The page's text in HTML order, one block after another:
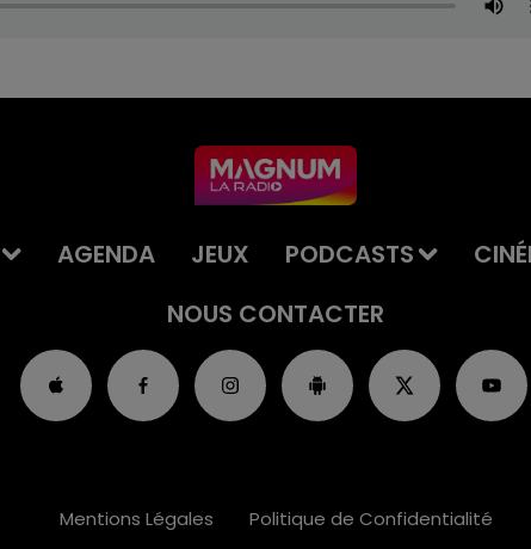
AGENDA JEUX PODCASTS
NOUS CONTACTER
Mentions Légales Politique de Confidentialité